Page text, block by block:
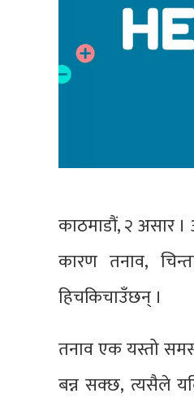
काठमाडौं, २ असार
कारण तनाव,
हिचकिचाउँछन् ।
तनाव एक यस्तो
बन्न सक्छ, त्यसैले